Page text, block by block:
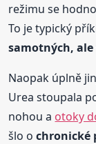
režimu se
To je typický
samotných, ale
Naopak úplně
Urea stoupala
nohou a otoky
šlo ochronické